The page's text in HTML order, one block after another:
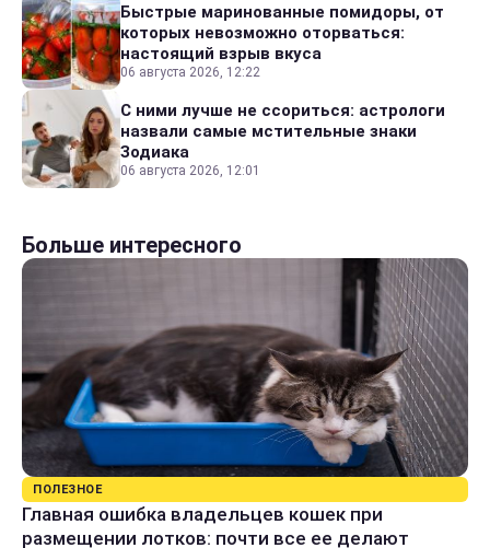
Быстрые маринованные помидоры, от
которых невозможно оторваться:
настоящий взрыв вкуса
06 августа 2026, 12:22
С ними лучше не ссориться: астрологи
назвали самые мстительные знаки
Зодиака
06 августа 2026, 12:01
Больше интересного
ПОЛЕЗНОЕ
Главная ошибка владельцев кошек при
размещении лотков: почти все ее делают